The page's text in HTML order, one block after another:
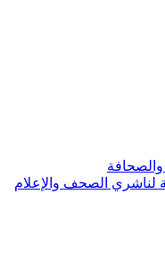
والصحافة
لناشري الصحف والإعلام